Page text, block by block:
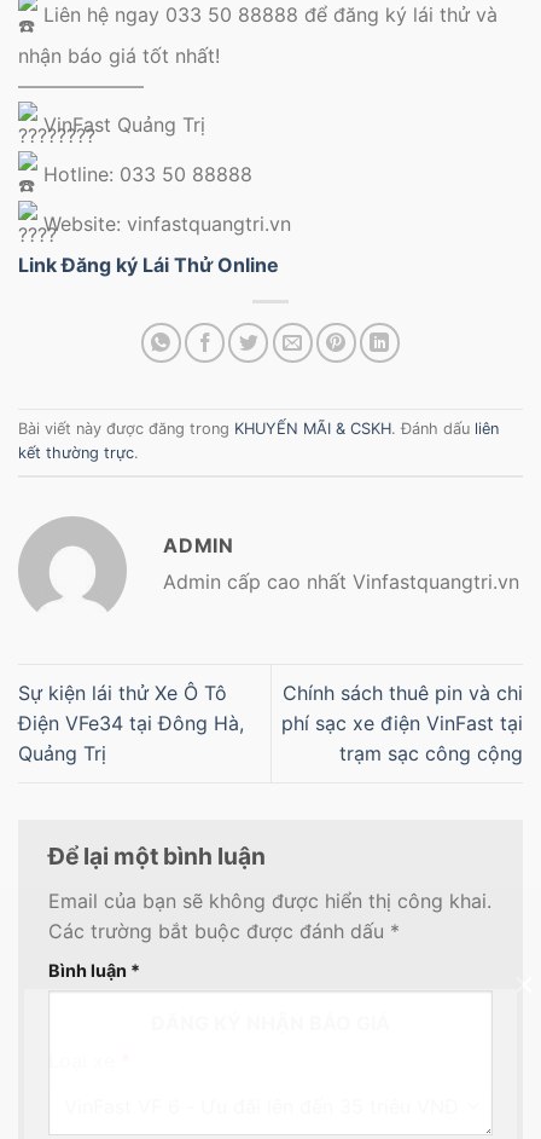
Liên hệ ngay 033 50 88888 để đăng ký lái thử và
nhận báo giá tốt nhất!
——————–
VinFast Quảng Trị
Hotline: 033 50 88888
Website: vinfastquangtri.vn
Link Đăng ký Lái Thử Online
Bài viết này được đăng trong KHUYẾN MÃI & CSKH. Đánh dấu liên
kết thường trực.
ADMIN
Admin cấp cao nhất Vinfastquangtri.vn
Sự kiện lái thử Xe Ô Tô
Điện VFe34 tại Đông Hà,
Quảng Trị
Chính sách thuê pin và chi
phí sạc xe điện VinFast tại
trạm sạc công cộng
Để lại một bình luận
Email của bạn sẽ không được hiển thị công khai.
Các trường bắt buộc được đánh dấu *
Bình luận *